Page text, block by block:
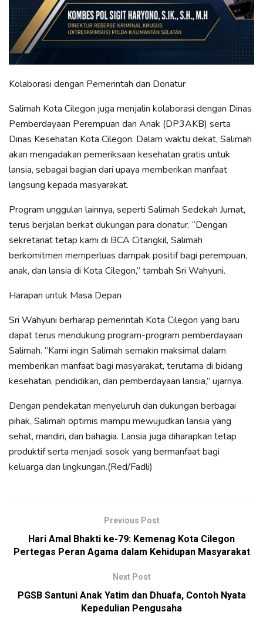
Kolaborasi dengan Pemerintah dan Donatur
Salimah Kota Cilegon juga menjalin kolaborasi dengan Dinas
Pemberdayaan Perempuan dan Anak (DP3AKB) serta
Dinas Kesehatan Kota Cilegon. Dalam waktu dekat, Salimah
akan mengadakan pemeriksaan kesehatan gratis untuk
lansia, sebagai bagian dari upaya memberikan manfaat
langsung kepada masyarakat.
Program unggulan lainnya, seperti Salimah Sedekah Jumat,
terus berjalan berkat dukungan para donatur. “Dengan
sekretariat tetap kami di BCA Citangkil, Salimah
berkomitmen memperluas dampak positif bagi perempuan,
anak, dan lansia di Kota Cilegon,” tambah Sri Wahyuni.
Harapan untuk Masa Depan
Sri Wahyuni ​​berharap pemerintah Kota Cilegon yang baru
dapat terus mendukung program-program pemberdayaan
Salimah. “Kami ingin Salimah semakin maksimal dalam
memberikan manfaat bagi masyarakat, terutama di bidang
kesehatan, pendidikan, dan pemberdayaan lansia,” ujarnya.
Dengan pendekatan menyeluruh dan dukungan berbagai
pihak, Salimah optimis mampu mewujudkan lansia yang
sehat, mandiri, dan bahagia. Lansia juga diharapkan tetap
produktif serta menjadi sosok yang bermanfaat bagi
keluarga dan lingkungan.(Red/Fadli)
Previous Post
Hari Amal Bhakti ke-79: Kemenag Kota Cilegon
Pertegas Peran Agama dalam Kehidupan Masyarakat
Next Post
PGSB Santuni Anak Yatim dan Dhuafa, Contoh Nyata
Kepedulian Pengusaha